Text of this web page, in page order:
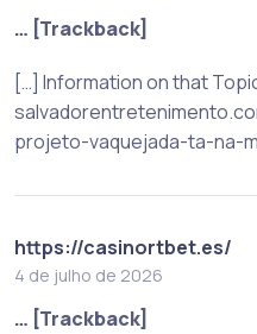
… [Trackback]
[…] Information on that
projeto-vaquejada-ta-na-
https://casinortbet.es/
4 de julho de 2026
… [Trackback]